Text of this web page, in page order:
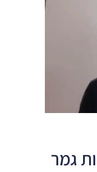
גמר